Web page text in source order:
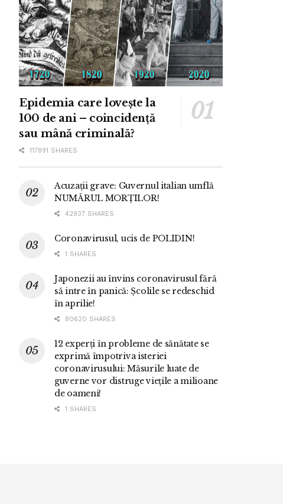
Epidemia care lovește la
100 de ani – coincidență
sau mână criminală?
117891 SHARES
Acuzații grave: Guvernul italian umflă
NUMĂRUL MORȚILOR!
42937 SHARES
Coronavirusul, ucis de POLIDIN!
1 SHARES
Japonezii au învins coronavirusul fără
să intre în panică: Școlile se redeschid
în aprilie!
80620 SHARES
12 experți în probleme de sănătate se
exprimă împotriva isteriei
coronavirusului: Măsurile luate de
guverne vor distruge viețile a milioane
de oameni!
1 SHARES